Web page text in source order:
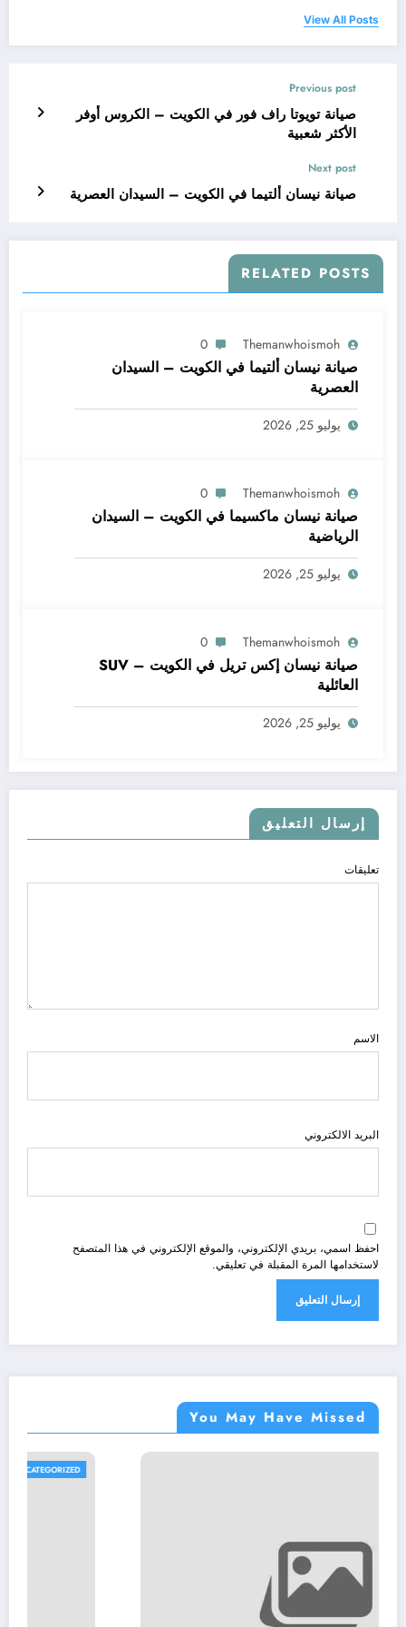
View All Posts
Previous post
صيانة تويوتا راف فور في الكويت – الكروس أوفر
الأكثر شعبية
Next post
صيانة نيسان ألتيما في الكويت – السيدان العصرية
RELATED POSTS
Themanwhoismoh
0
صيانة نيسان ألتيما في الكويت – السيدان
العصرية
يوليو 25, 2026
Themanwhoismoh
0
صيانة نيسان ماكسيما في الكويت – السيدان
الرياضية
يوليو 25, 2026
Themanwhoismoh
0
صيانة نيسان إكس تريل في الكويت – SUV
العائلية
يوليو 25, 2026
إرسال التعليق
تعليقات
الاسم
البريد الالكتروني
احفظ اسمي، بريدي الإلكتروني، والموقع الإلكتروني في هذا المتصفح
لاستخدامها المرة المقبلة في تعليقي.
You May Have Missed